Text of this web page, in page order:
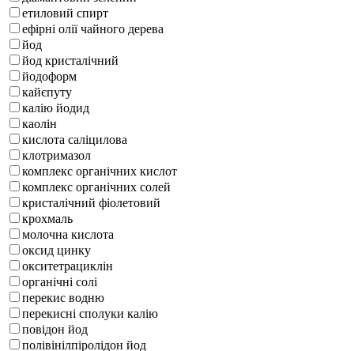
етиловий спирт
ефірні олії чайного дерева
йод
йод кристалічний
йодоформ
кайєпуту
калію йодид
каолін
кислота саліцилова
клотримазол
комплекс органічних кислот
комплекс органічних солей
кристалічний фіолетовий
крохмаль
молочна кислота
оксид цинку
окситетрациклін
органічні солі
перекис водню
перекисні сполуки калію
повідон йод
полівінілпіролідон йод